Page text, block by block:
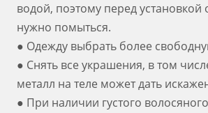
водой, поэтому перед установкой
нужно помыться.
● Одежду выбрать более
● Снять все украшения, в том
металл на теле может дать
● При наличии густого